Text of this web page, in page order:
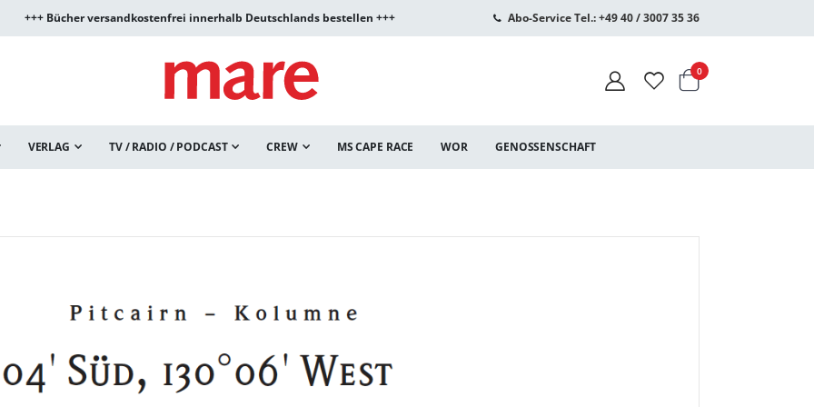
+++ Bücher versandkostenfrei innerhalb Deutschlands bestellen +++ Abo-Service Tel.: +49 40 / 3007 35 36
Warenkorb
0Artikel
VERLAG TV / RADIO / PODCAST CREW MS CAPE RACE WOR GENOSSENSCHAFT